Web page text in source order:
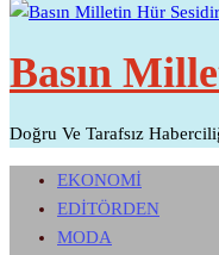
Basın
Doğru Ve Tarafsız
EKONOMİ
EDİTÖRDEN
MODA